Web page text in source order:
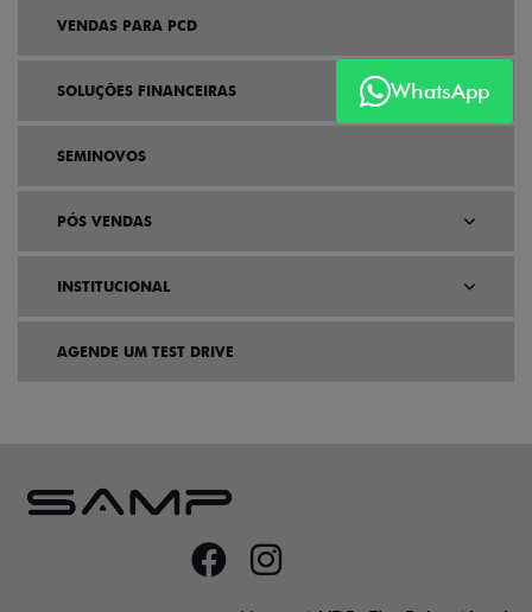
WhatsApp
VENDAS PARA PCD
SOLUÇÕES FINANCEIRAS
SEMINOVOS
PÓS VENDAS
INSTITUCIONAL
AGENDE UM TEST DRIVE